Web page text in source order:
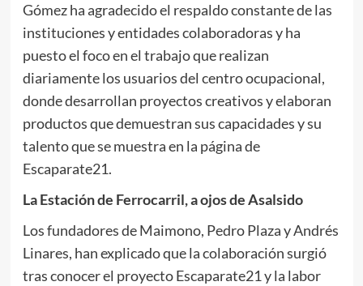
Gómez ha agradecido el respaldo constante de las
instituciones y entidades colaboradoras y ha
puesto el foco en el trabajo que realizan
diariamente los usuarios del centro ocupacional,
donde desarrollan proyectos creativos y elaboran
productos que demuestran sus capacidades y su
talento que se muestra en la página de
Escaparate21.
La Estación de Ferrocarril, a ojos de Asalsido
Los fundadores de Maimono, Pedro Plaza y Andrés
Linares, han explicado que la colaboración surgió
tras conocer el proyecto Escaparate21 y la labor